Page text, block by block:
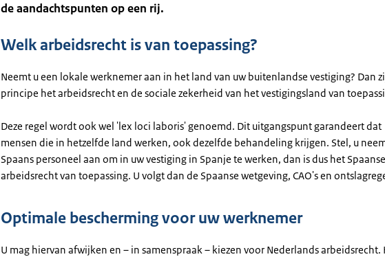
de aandachtspunten op een rij.
Welk arbeidsrecht is van toepassing?
Neemt u een lokale werknemer aan in het land van uw buitenlandse vestiging? Dan
principe het arbeidsrecht en de sociale zekerheid van het vestigingsland van
Deze regel wordt ook wel 'lex loci laboris' genoemd. Dit uitgangspunt garandeert dat
mensen die in hetzelfde land werken, ook dezelfde behandeling krijgen. Stel, u
Spaans personeel aan om in uw vestiging in Spanje te werken, dan is dus het Spaanse
arbeidsrecht van toepassing. U volgt dan de Spaanse wetgeving, CAO's en
Optimale bescherming voor uw werknemer
U mag hiervan afwijken en – in samenspraak – kiezen voor Nederlands arbeidsrecht.